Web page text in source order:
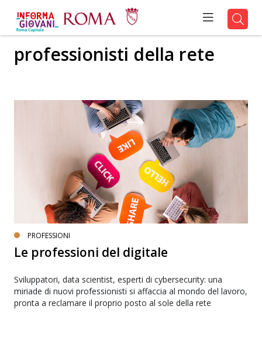
professionisti della rete
PROFESSIONI
Le professioni del digitale
Sviluppatori, data scientist, esperti di cybersecurity: una
miriade di nuovi professionisti si affaccia al mondo del lavoro,
pronta a reclamare il proprio posto al sole della rete